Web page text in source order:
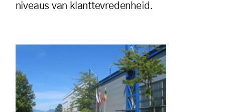
niveaus van klanttevredenheid.